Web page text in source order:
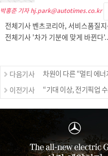
박홍준 기자 hj.park@autotimes.co.kr
전체기사 벤츠코리아, 서비스품질
전체기사 '차가 기분에 맞게 바뀐다
다음기사 차원이 다른 “멀티 에
이전기사 “기대 이상, 전기픽업